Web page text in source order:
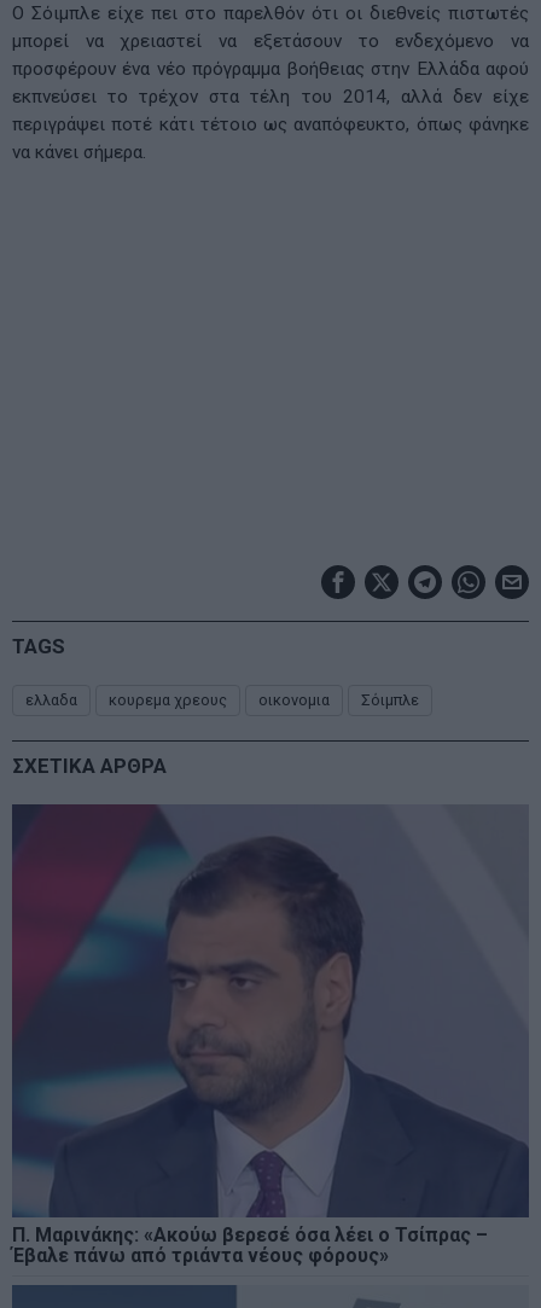
Ο Σόιμπλε είχε πει στο παρελθόν ότι οι διεθνείς πιστωτές
μπορεί να χρειαστεί να εξετάσουν το ενδεχόμενο να
προσφέρουν ένα νέο πρόγραμμα βοήθειας στην Ελλάδα αφού
εκπνεύσει το τρέχον στα τέλη του 2014, αλλά δεν είχε
περιγράψει ποτέ κάτι τέτοιο ως αναπόφευκτο, όπως φάνηκε
να κάνει σήμερα.
TAGS
ελλαδα κουρεμα χρεους οικονομια Σόιμπλε
ΣΧΕΤΙΚΑ ΑΡΘΡΑ
Π. Μαρινάκης: «Ακούω βερεσέ όσα λέει ο Τσίπρας –
Έβαλε πάνω από τριάντα νέους φόρους»